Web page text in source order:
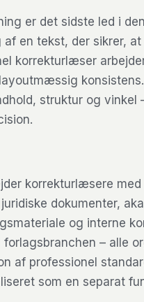
er det sidste led i
af en tekst, der sikrer,
korrekturlæser
struktur og
korrekturlæsere
dokumenter,
og interne
– alle
af professionel
som en separat